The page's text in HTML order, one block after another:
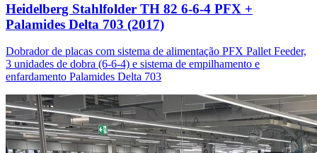
Heidelberg Stahlfolder TH 82 6-6-4 PFX +
Palamides Delta 703 (2017)
Dobrador de placas com sistema de alimentação PFX Pallet Feeder,
3 unidades de dobra (6-6-4) e sistema de empilhamento e
enfardamento Palamides Delta 703